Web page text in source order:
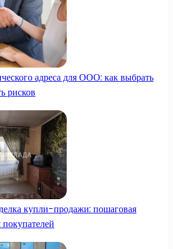
адреса для ООО: как выбрать
рисков
купли-продажи: пошаговая